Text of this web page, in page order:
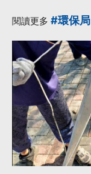
閱讀更多 #環保局